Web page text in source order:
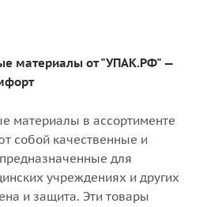
материалы от "УПАК.РФ" —
материалы в ассортименте
собой качественные и
для
учреждениях и других
и защита. Эти товары